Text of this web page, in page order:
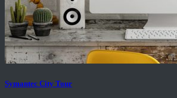
Symantec City Tour